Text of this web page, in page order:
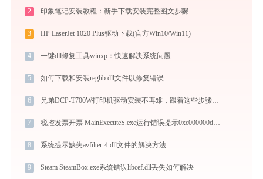
2 印象笔记安装教程：新手下载安装完整图文步骤
3 HP LaserJet 1020 Plus驱动下载(官方Win10/Win11)
4 一键dll修复工具winxp：快速解决系统问题
5 如何下载和安装reglib.dll文件以修复错误
6 兄弟DCP-T700W打印机驱动安装不再难，跟着这些步骤一学就会
7 税控发票开票 MainExecuteS.exe运行错误提示0xc000000d的解决办法
8 系统提示缺失avfilter-4.dll文件的解决方法
9 Steam SteamBox.exe系统错误libcef.dll丢失如何解决